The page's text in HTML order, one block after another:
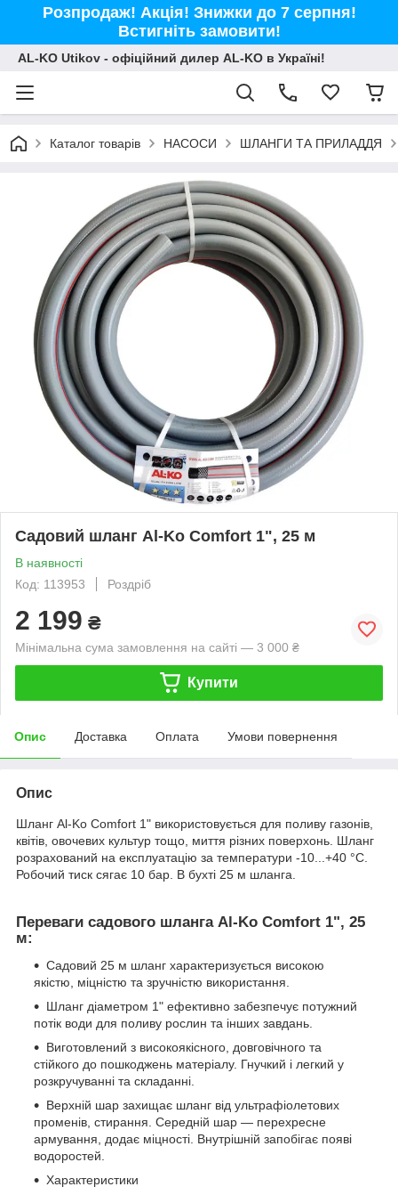
Розпродаж! Акція! Знижки до 7 серпня!
Встигніть замовити!
AL-KO Utikov - офіційний дилер AL-KO в Україні!
Каталог товарів НАСОСИ ШЛАНГИ ТА ПРИЛАДДЯ
Садовий шланг Al-Ko Comfort 1", 25 м
В наявності
Код: 113953
Роздріб
2 199 ₴
Мінімальна сума замовлення на сайті — 3 000 ₴
Купити
Опис Доставка Оплата Умови повернення
Опис
Шланг Al-Ko Comfort 1" використовується для поливу газонів,
квітів, овочевих культур тощо, миття різних поверхонь. Шланг
розрахований на експлуатацію за температури -10...+40 °С.
Робочий тиск сягає 10 бар. В бухті 25 м шланга.
Переваги садового шланга Al-Ko Comfort 1", 25
м:
Садовий 25 м шланг характеризується високою
якістю, міцністю та зручністю використання.
Шланг діаметром 1" ефективно забезпечує потужний
потік води для поливу рослин та інших завдань.
Виготовлений з високоякісного, довговічного та
стійкого до пошкоджень матеріалу. Гнучкий і легкий у
розкручуванні та складанні.
Верхній шар захищає шланг від ультрафіолетових
променів, стирання. Середній шар — перехресне
армування, додає міцності. Внутрішній запобігає появі
водоростей.
Характеристики